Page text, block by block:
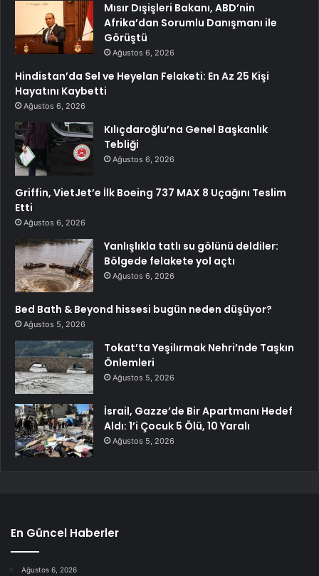
Mısır Dışişleri Bakanı, ABD’nin
Afrika’dan Sorumlu Danışmanı ile
Görüştü
Ağustos 6, 2026
Hindistan’da Sel ve Heyelan Felaketi: En Az 25 Kişi
Hayatını Kaybetti
Ağustos 6, 2026
Kılıçdaroğlu’na Genel Başkanlık
Tebliği
Ağustos 6, 2026
Griffin, VietJet’e İlk Boeing 737 MAX 8 Uçağını Teslim
Etti
Ağustos 6, 2026
Yanlışlıkla tatlı su gölünü deldiler:
Bölgede felakete yol açtı
Ağustos 6, 2026
Bed Bath & Beyond hissesi bugün neden düşüyor?
Ağustos 5, 2026
Tokat’ta Yeşilırmak Nehri’nde Taşkın
Önlemleri
Ağustos 5, 2026
İsrail, Gazze’de Bir Apartmanı Hedef
Aldı: 1’i Çocuk 5 Ölü, 10 Yaralı
Ağustos 5, 2026
En Güncel Haberler
Ağustos 6, 2026